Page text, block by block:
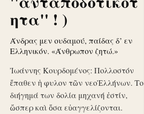
ητα'' ! )
Άνδρας μεν ουδαμού, παίδας δ’ εν
Ελληνικόν. «Άνθρωπον ζητώ.»
Ἰωάννης Κουρδομένος: Πολλοστόν
ἔπαθεν ἡ φυλον τῶν νεοἙλλήνων. Το
διήγημά των δολία μηχανή ἐστίν,
ὥσπερ καὶ ὅσα εὐαγγελίζονται.